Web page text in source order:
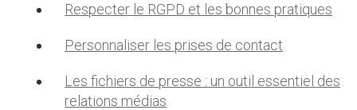
Respecter le RGPD et les bonnes pratiques
Personnaliser les prises de contact
Les fichiers de presse : un outil essentiel des
relations médias